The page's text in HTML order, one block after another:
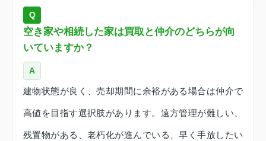
Q
空き家や相続した家は買取と仲介のどちらが向
いていますか？
A
建物状態が良く、売却期間に余裕がある場合は仲介で
高値を目指す選択肢があります。遠方管理が難しい、
残置物がある、老朽化が進んでいる、早く手放したい